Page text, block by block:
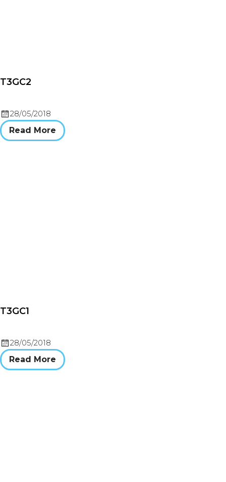
T3GC2
28/05/2018
Read More
T3GC1
28/05/2018
Read More